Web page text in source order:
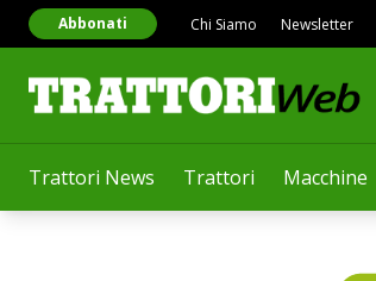
Trattori News Trattori Macchine
Abbonati Chi Siamo Newsletter